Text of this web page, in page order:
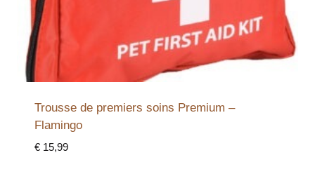
Trousse de premiers soins Premium –
Flamingo
€15,99